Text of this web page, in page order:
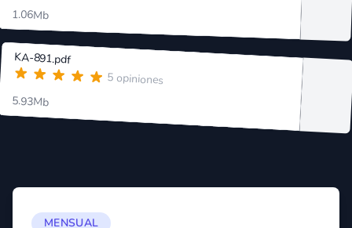
1.06Mb
KA-891.pdf
5 opiniones
5.93Mb
MENSUAL